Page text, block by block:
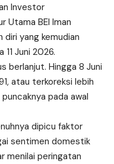
Investor
Utama BEI Iman
diri yang kemudian
11 Juni 2026.
berlanjut. Hingga 8 Juni
atau terkoreksi lebih
pada awal
dipicu faktor
sentimen domestik
menilai peringatan